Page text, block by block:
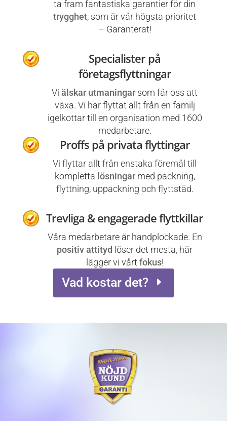
ta fram fantastiska garantier för din
trygghet, som är vår högsta prioritet
– Garanterat!
Specialister på
företagsflyttningar
Viälskar utmaningar som får oss att
växa. Vi har flyttat allt från en familj
igelkottar till en organisation med 1600
medarbetare.
Proffs på privata flyttingar
Vi flyttar allt från enstaka föremål till
kompletta lösningarmed packning,
flyttning, uppackning och flyttstäd.
Trevliga & engagerade flyttkillar
Våra medarbetare är handplockade. En
positiv attityd löser det mesta, här
lägger vi vårt fokus!
Vad kostar det?